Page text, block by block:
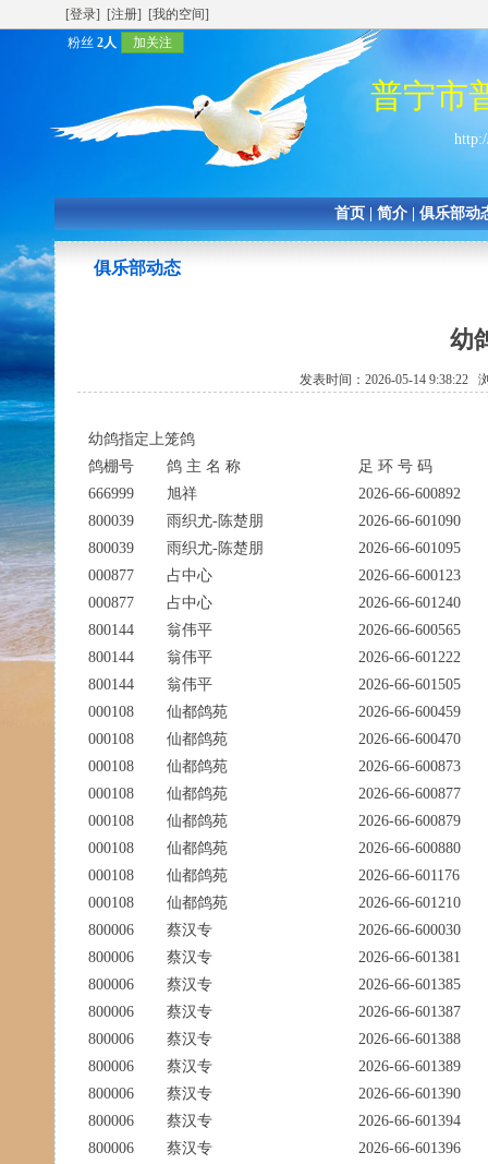
[登录] [注册]
[我的空间]
粉丝 2人 加关注
普宁市
首页 简介 俱乐部动
俱乐部动态
幼
发表时间：2026-05-14 9:38:22
幼鸽指定上笼鸽
鸽棚号
鸽 主 名 称
足 环 号 码
666999
旭祥
2026-66-600892
800039
雨织尤-陈楚朋
2026-66-601090
800039
雨织尤-陈楚朋
2026-66-601095
000877
占中心
2026-66-600123
000877
占中心
2026-66-601240
800144
翁伟平
2026-66-600565
800144
翁伟平
2026-66-601222
800144
翁伟平
2026-66-601505
000108
仙都鸽苑
2026-66-600459
000108
仙都鸽苑
2026-66-600470
000108
仙都鸽苑
2026-66-600873
000108
仙都鸽苑
2026-66-600877
000108
仙都鸽苑
2026-66-600879
000108
仙都鸽苑
2026-66-600880
000108
仙都鸽苑
2026-66-601176
000108
仙都鸽苑
2026-66-601210
800006
蔡汉专
2026-66-600030
800006
蔡汉专
2026-66-601381
800006
蔡汉专
2026-66-601385
800006
蔡汉专
2026-66-601387
800006
蔡汉专
2026-66-601388
800006
蔡汉专
2026-66-601389
800006
蔡汉专
2026-66-601390
800006
蔡汉专
2026-66-601394
800006
蔡汉专
2026-66-601396